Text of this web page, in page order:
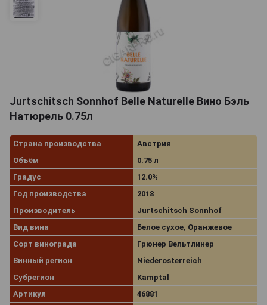
Jurtschitsch Sonnhof Belle Naturelle Вино Бэль
Натюрель 0.75л
Страна производства
Австрия
Объём
0.75 л
Градус
12.0%
Год производства
2018
Производитель
Jurtschitsch Sonnhof
Вид вина
Белое сухое, Оранжевое
Сорт винограда
Грюнер Вельтлинер
Винный регион
Niederosterreich
Субрегион
Kamptal
Артикул
46881